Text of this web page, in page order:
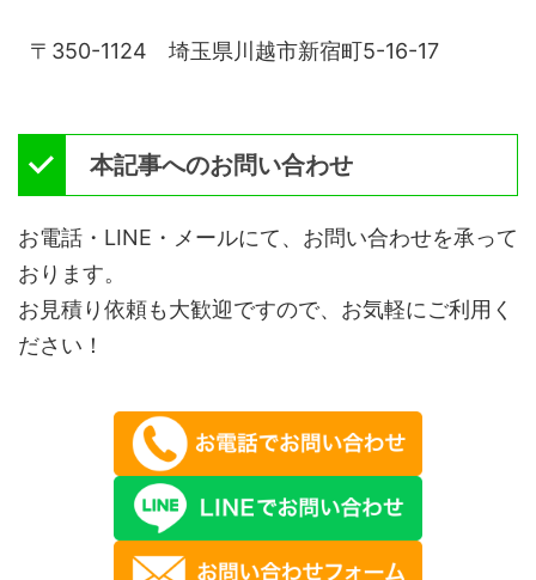
〒350-1124 埼玉県川越市新宿町5-16-17
本記事へのお問い合わせ
お電話・LINE・メールにて、お問い合わせを承って
おります。
お見積り依頼も大歓迎ですので、お気軽にご利用く
ださい！